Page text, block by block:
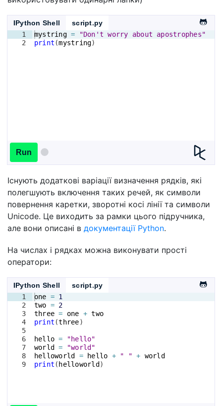
IPython Shell
script.py
1
2
mystring =
"Don't worry about apostrophes"
print (mystring)
Run
Існують додаткові варіації визначення рядків, які
полегшують включення таких речей, як символи
повернення каретки, зворотні косі лінії та символи
Unicode. Це виходить за рамки цього підручника,
але вони описані в документації Python.
На числах і рядках можна виконувати прості
оператори:
IPython Shell
script.py
1
2
3
4
5
6
7
8
9
one = 1
two = 2
three = one + two
print (three)
hello =
"hello"
world
=
"world"
helloworld
= hello + " " + world
print ( helloworld )